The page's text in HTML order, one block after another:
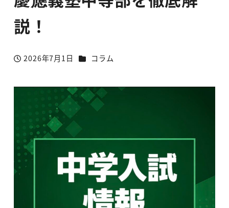
説！
投稿日
2026年7月1日 カテゴリー
コラム